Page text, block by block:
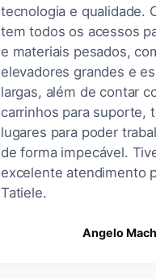
tecnologia e qualidade.
tem todos os acessos
e materiais pesados,
elevadores grandes e
largas, além de contar
carrinhos para suporte,
lugares para poder
de forma impecável.
excelente atendimento
Tatiele.
Angelo